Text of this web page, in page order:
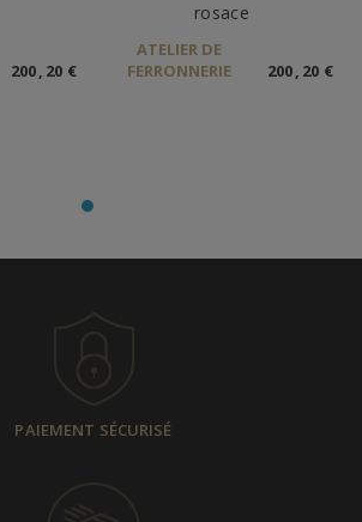
200, 20 €
rosace
ATELIER DE
FERRONNERIE
200, 20 €
PAIEMENT SÉCURISÉ